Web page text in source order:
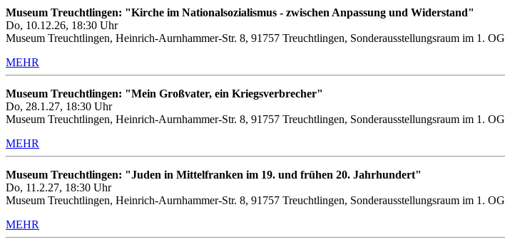
Museum Treuchtlingen: "Kirche im Nationalsozialismus - zwischen Anpassung und Widerstand"
Do, 10.12.26, 18:30 Uhr
Museum Treuchtlingen, Heinrich-Aurnhammer-Str. 8, 91757 Treuchtlingen, Sonderausstellungsraum im 1. OG
MEHR
Museum Treuchtlingen: "Mein Großvater, ein Kriegsverbrecher"
Do, 28.1.27, 18:30 Uhr
Museum Treuchtlingen, Heinrich-Aurnhammer-Str. 8, 91757 Treuchtlingen, Sonderausstellungsraum im 1. OG
MEHR
Museum Treuchtlingen: "Juden in Mittelfranken im 19. und frühen 20. Jahrhundert"
Do, 11.2.27, 18:30 Uhr
Museum Treuchtlingen, Heinrich-Aurnhammer-Str. 8, 91757 Treuchtlingen, Sonderausstellungsraum im 1. OG
MEHR